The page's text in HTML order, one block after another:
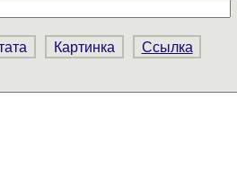
Картинка Ссылка